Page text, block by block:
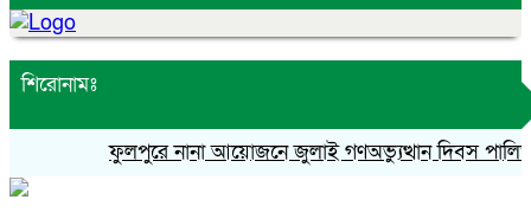
শিরোনামঃ
ফুলপুরে নানা আয়োজনে জুলাই গণঅভ্যুত্থান দিবস পালিত